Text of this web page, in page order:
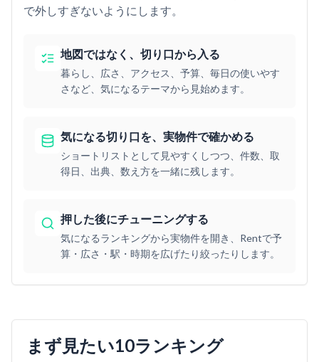
で外しすぎないようにします。
地図ではなく、切り口から入る
暮らし、広さ、アクセス、予算、毎日の使いやす
さなど、気になるテーマから見始めます。
気になる切り口を、実物件で確かめる
ショートリストとして見やすくしつつ、件数、取
得日、出典、数え方を一緒に残します。
押した後にチューニングする
気になるランキングから実物件を開き、Rentで予
算・広さ・駅・時期を広げたり絞ったりします。
まず見たい10ランキング